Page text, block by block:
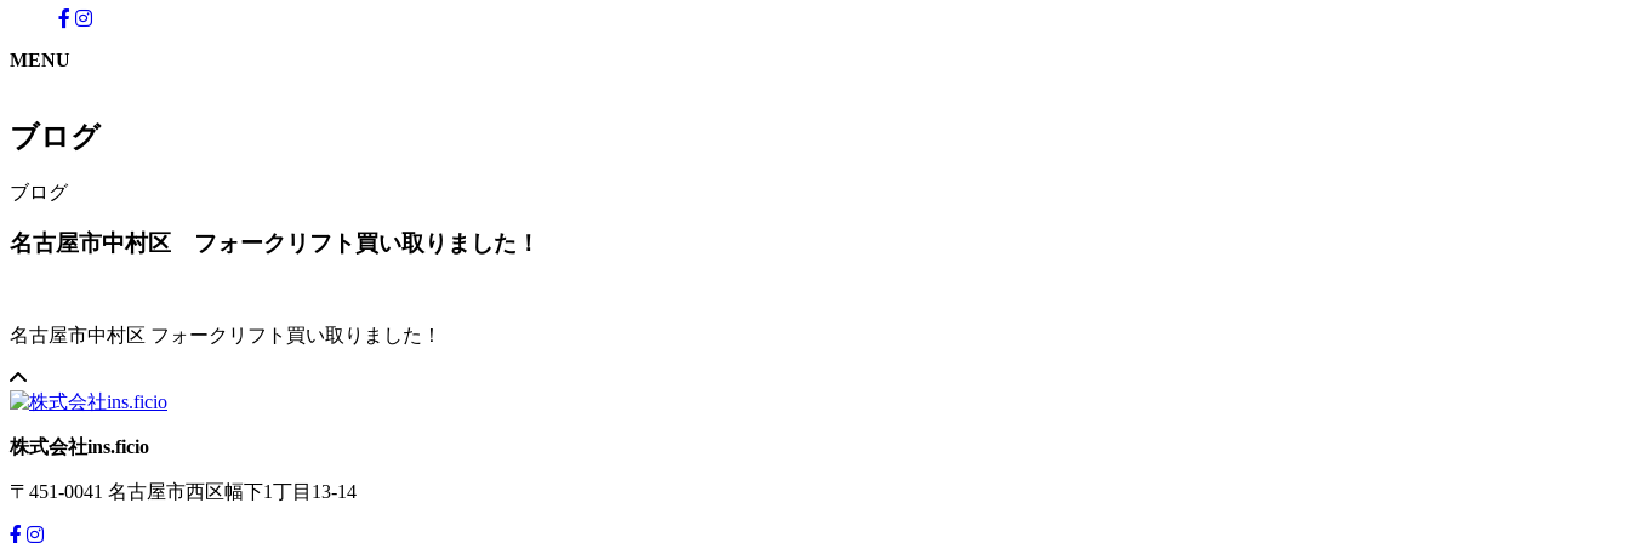
MENU
ブログ
ブログ
名古屋市中村区 フォークリフト買い取りました！
名古屋市中村区 フォークリフト買い取りました！
株式会社ins.ficio
〒451-0041 名古屋市西区幅下1丁目13-14